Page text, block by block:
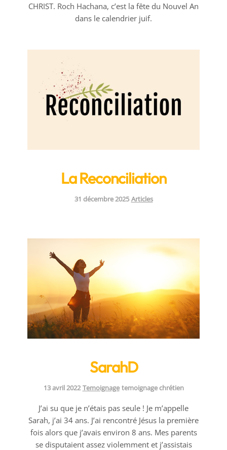
CHRIST. Roch Hachana, c’est la fête du Nouvel An
dans le calendrier juif.
La Reconciliation
31 décembre 2025 Categories:
Articles
SarahD
13 avril 2022 Categories:
Temoignage Tags:
temoignage chrétien
J’ai su que je n’étais pas seule ! Je m’appelle
Sarah, j’ai 34 ans. J’ai rencontré Jésus la première
fois alors que j’avais environ 8 ans. Mes parents
se disputaient assez violemment et j’assistais